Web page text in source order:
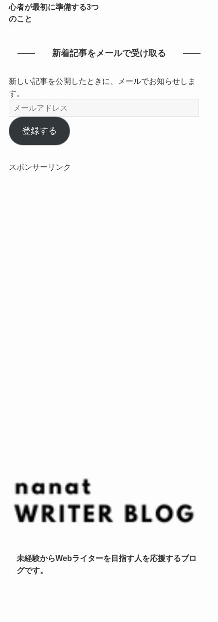
心者が最初に準備する3つ
のこと
新着記事をメールで受け取る
新しい記事を公開したときに、メールでお知らせしま
す。
メ
ー
ル
ア
レ
登録する
スポンサーリンク
未経験からWebライターを目指す人を応援するブロ
グです。